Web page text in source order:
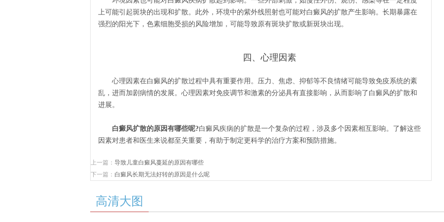
上可能引起斑块的出现和扩散。此外，环境中的紫外线照射也可能对白癜风的扩散产生影响。长期暴露在
强烈的阳光下，色素细胞受损的风险增加，可能导致原有斑块扩散或新斑块出现。
四、心理因素
心理因素在白癜风的扩散过程中具有重要作用。压力、焦虑、抑郁等不良情绪可能导致免疫系统的紊
乱，进而加剧病情的发展。心理因素对免疫调节和激素的分泌具有直接影响，从而影响了白癜风的扩散和
进展。
白癜风扩散的原因有哪些呢?白癜风疾病的扩散是一个复杂的过程，涉及多个因素相互影响。了解这些
因素对患者和医生来说都至关重要，有助于制定更科学的治疗方案和预防措施。
上一篇： 导致儿童白癜风蔓延的原因有哪些
下一篇： 白癜风长期无法好转的原因是什么呢
高清大图